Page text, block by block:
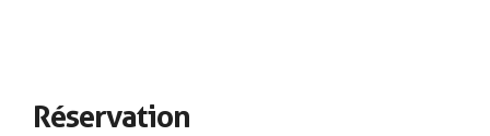
Réservation